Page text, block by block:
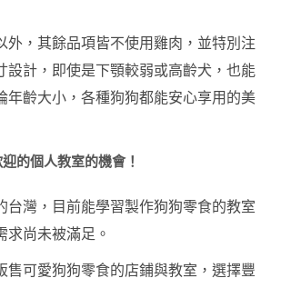
蛋糕
師證
書課
外，其餘品項皆不使用雞肉，並特別注
設計，即使是下顎較弱或高齡犬，也能
年齡大小，各種狗狗都能安心享用的美
的個人教室的機會！
台灣，目前能學習製作狗狗零食的教室
求尚未被滿足。
售可愛狗狗零食的店鋪與教室，選擇豐